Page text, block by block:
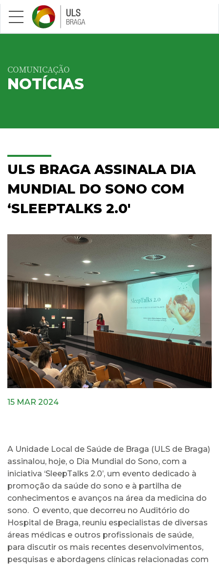
Saltar para conteúdo principal
COMUNICAÇÃO
NOTÍCIAS
ULS BRAGA ASSINALA DIA
MUNDIAL DO SONO COM
‘SLEEPTALKS 2.0'
15 MAR 2024
A Unidade Local de Saúde de Braga (ULS de Braga)
assinalou, hoje, o Dia Mundial do Sono, com a
iniciativa ‘SleepTalks 2.0’, um evento dedicado à
promoção da saúde do sono e à partilha de
conhecimentos e avanços na área da medicina do
sono. O evento, que decorreu no Auditório do
Hospital de Braga, reuniu especialistas de diversas
áreas médicas e outros profissionais de saúde,
para discutir os mais recentes desenvolvimentos,
pesquisas e abordagens clínicas relacionadas com